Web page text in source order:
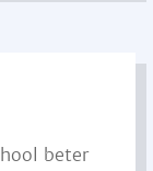
beter